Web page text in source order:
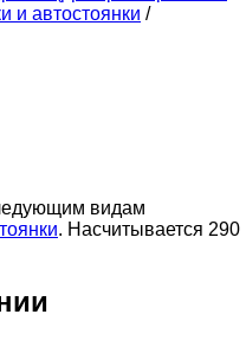
и автостоянки /
видам
. Насчитывается 290